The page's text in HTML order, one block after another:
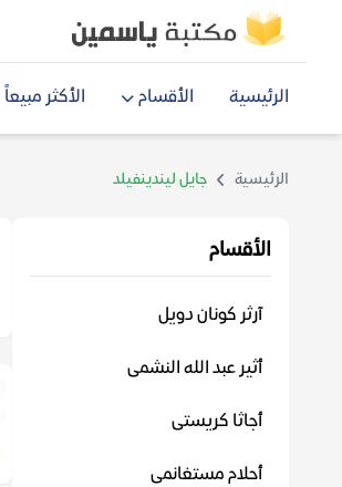
الرئيسية الأقسام الأكثر مبيعاً
الرئيسية جايل ليندينفيلد
الأقسام
آرثر كونان دويل
أثير عبد الله النشمى
أجاثا كريستى
أحلام مستغانمى